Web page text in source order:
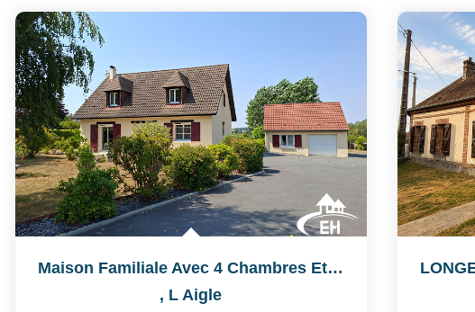
Maison Familiale Avec 4 Chambres Et Grand Terrain Clos
, L Aigle